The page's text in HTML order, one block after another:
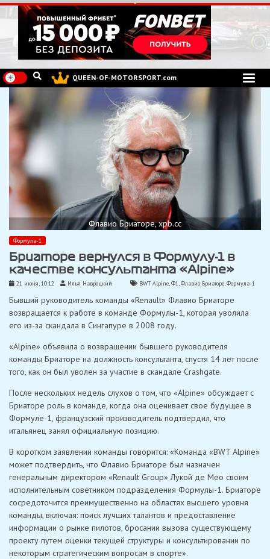
Перейти
к
содержимому
QUEEN-OF-MOTORSPORT.com
Флавио Бриаторе, xpb.cc
Формула-1
Бриаторе вернулся в Формулу-1 в
качестве консультанта «Alpine»
21 июня, 10:12 Илья Навроцкий BWT Alpine,Ф1,Флавио Бриаторе,Формула-1
Бывший руководитель команды «Renault» Флавио Бриаторе
возвращается к работе в команде Формулы-1, которая уволила
его из-за скандала в Сингапуре в 2008 году.
«Alpine» объявила о возвращении бывшего руководителя
команды Бриаторе на должность консультанта, спустя 14 лет после
того, как он был уволен за участие в скандале Crashgate.
После нескольких недель слухов о том, что «Alpine» обсуждает с
Бриаторе роль в команде, когда она оценивает свое будущее в
Формуле-1, французский производитель подтвердил, что
итальянец занял официальную позицию.
В коротком заявлении команды говорится: «Команда «BWT Alpine»
может подтвердить, что Флавио Бриаторе был назначен
генеральным директором «Renault Group» Лукой де Мео своим
исполнительным советником подразделения Формулы-1. Бриаторе
сосредоточится преимущественно на областях высшего уровня
команды, включая: поиск лучших талантов и предоставление
информации о рынке пилотов, бросании вызова существующему
проекту путем оценки текущей структуры и консультировании по
некоторым стратегическим вопросам в спорте».